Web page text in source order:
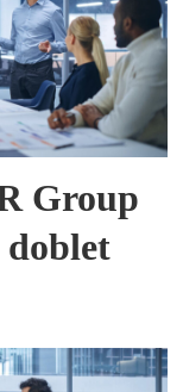
Group
doblet